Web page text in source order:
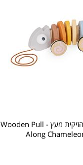
משוך את הזיקית מעץ - ‏‏‏‏Wooden Pull
Along